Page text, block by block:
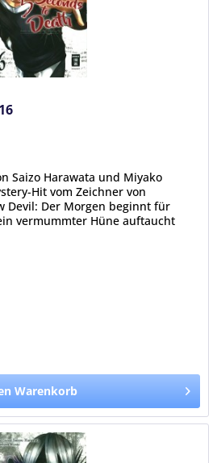
Saizo Harawata und Miyako
Hit vom Zeichner von
Devil: Der Morgen beginnt für
vermummter Hüne auftaucht
Warenkorb